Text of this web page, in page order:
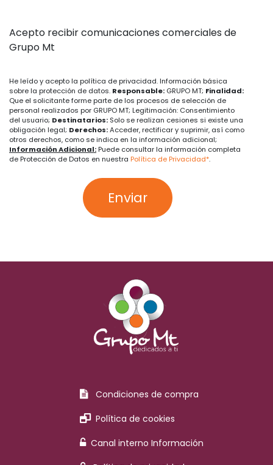
Acepto recibir comunicaciones comerciales de
Grupo Mt
He leído y acepto la política de privacidad. Información básica
sobre la protección de datos. Responsable: GRUPO MT; Finalidad:
Que el solicitante forme parte de los procesos de selección de
personal realizados por GRUPO MT; Legitimación: Consentimiento
del usuario; Destinatarios: Solo se realizan cesiones si existe una
obligación legal; Derechos:Acceder, rectificar y suprimir, así como
otros derechos, como se indica en la información adicional;
Información Adicional:Puede consultar la información completa
de Protección de Datos en nuestra Política de Privacidad*.
Enviar
Condiciones de compra
Política de cookies
Canal interno Información